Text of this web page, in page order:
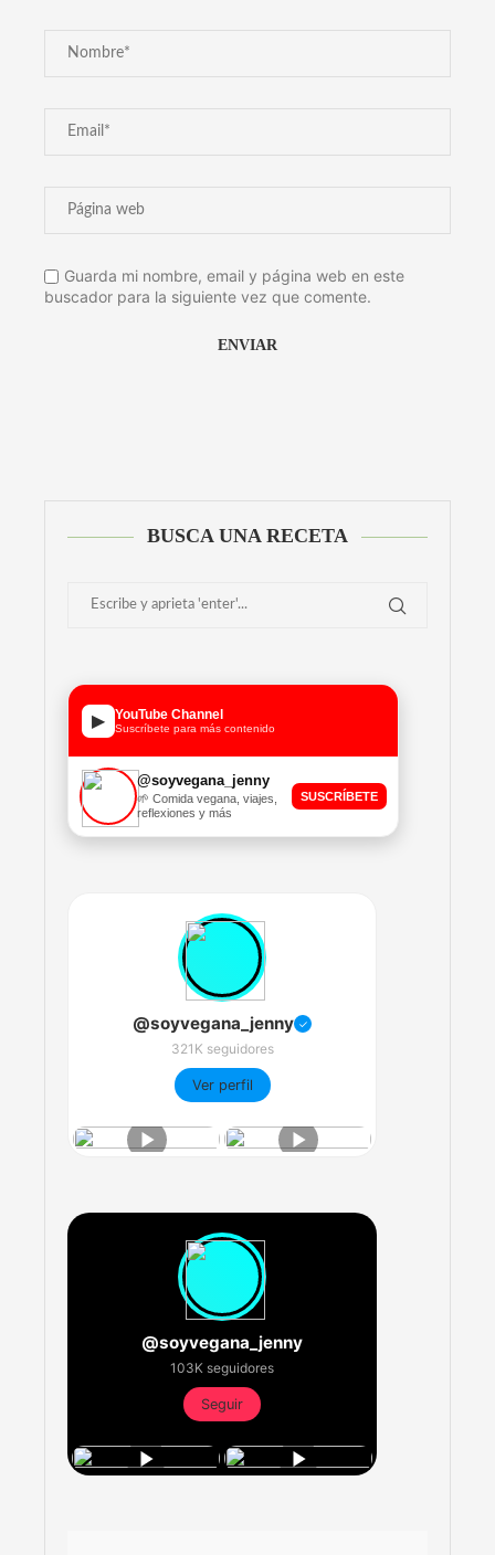
Guarda mi nombre, email y página web en este
buscador para la siguiente vez que comente.
BUSCA UNA RECETA
▶ YouTube Channel
Suscríbete para más contenido
@soyvegana_jenny
🌱 Comida vegana, viajes,
reflexiones y más
SUSCRÍBETE
@soyvegana_jenny ✓
321K seguidores
Ver perfil
@soyvegana_jenny
103K seguidores
Seguir